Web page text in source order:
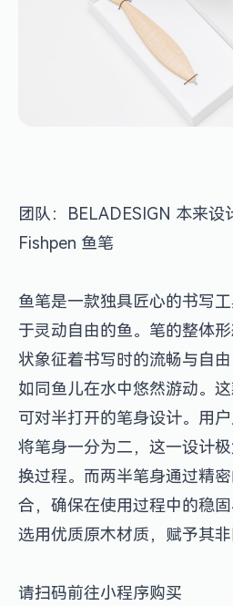
团队：BELADESIGN 本来设
Fishpen 鱼笔
鱼笔是一款独具匠心的书写
于灵动自由的鱼。笔的整体
状象征着书写时的流畅与自
如同鱼儿在水中悠然游动。
可对半打开的笔身设计。用
将笔身一分为二，这一设计
换过程。而两半笔身通过精
合，确保在使用过程中的稳
选用优质原木材质，赋予其非
请扫码前往小程序购买